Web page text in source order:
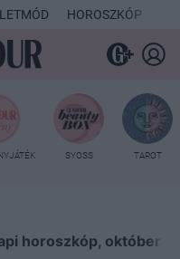
HOROSZKÓP
SYOSS TAROT
horoszkóp, október